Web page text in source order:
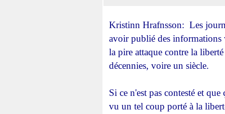
Kristinn Hrafnsson: Les
avoir publié des
la pire attaque contre la
décennies, voire un siècle.
Si ce n'est pas contesté et
vu un tel coup porté à la